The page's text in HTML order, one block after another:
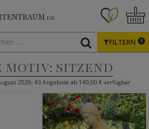
.DE
FILTERN 1
MOTIV: SITZEND
2026: 43 Angebote ab 140,00 € verfügbar